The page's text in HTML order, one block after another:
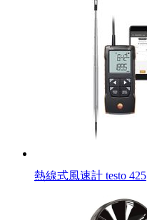
熱線式風速計 testo 425